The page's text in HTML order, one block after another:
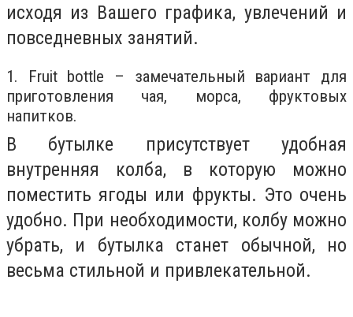
исходя из Вашего графика, увлечений и
повседневных занятий.
1. Fruit bottle – замечательный вариант для
приготовления чая, морса, фруктовых
напитков.
В бутылке присутствует удобная
внутренняя колба, в которую можно
поместить ягоды или фрукты. Это очень
удобно. При необходимости, колбу можно
убрать, и бутылка станет обычной, но
весьма стильной и привлекательной.